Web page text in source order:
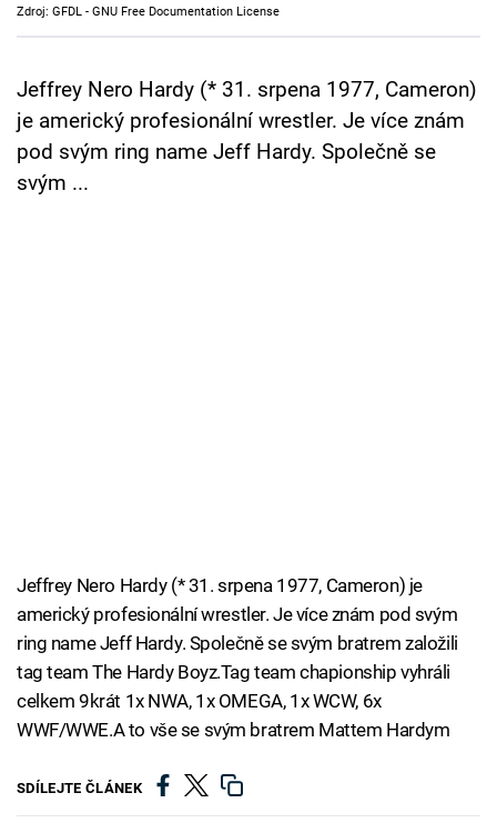
Cool Esport
Pořady
TV Program
Sledujte prima+
Zdroj: GFDL - GNU Free Documentation License
Jeffrey Nero Hardy (* 31. srpena 1977, Cameron)
je americký profesionální wrestler. Je více znám
pod svým ring name Jeff Hardy. Společně se
svým ...
Jeffrey Nero Hardy (* 31. srpena 1977, Cameron) je
americký profesionální wrestler. Je více znám pod svým
ring name Jeff Hardy. Společně se svým bratrem založili
tag team The Hardy Boyz.Tag team chapionship vyhráli
celkem 9krát 1x NWA, 1x OMEGA, 1x WCW, 6x
WWF/WWE.A to vše se svým bratrem Mattem Hardym
SDÍLEJTE ČLÁNEK